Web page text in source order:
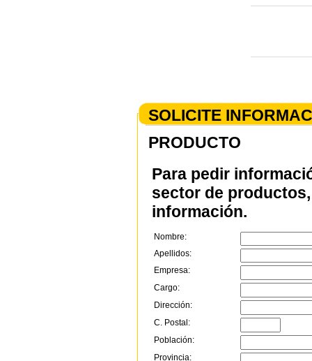
SOLICITE
PRODUCTO
Para pedir
sector de
información.
Nombre:
Apellidos:
Empresa:
Cargo:
Dirección:
C. Postal:
Población:
Provincia: